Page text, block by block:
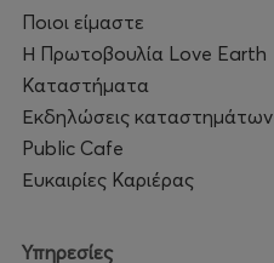
Ποιοι είμαστε
Η Πρωτοβουλία Love Earth
Καταστήματα
Εκδηλώσεις καταστημάτων
Public Cafe
Ευκαιρίες Καριέρας
Υπηρεσίες